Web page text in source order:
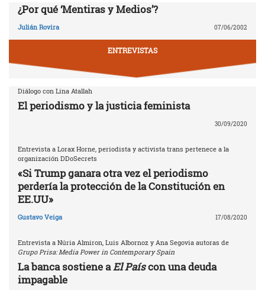
¿Por qué ‘Mentiras y Medios’?
Julián Rovira 07/06/2002
ENTREVISTAS
Diálogo con Lina Atallah
El periodismo y la justicia feminista
30/09/2020
Entrevista a Lorax Horne, periodista y activista trans pertenece a la
organización DDoSecrets
«Si Trump ganara otra vez el periodismo
perdería la protección de la Constitución en
EE.UU»
Gustavo Veiga 17/08/2020
Entrevista a Núria Almiron, Luis Albornoz y Ana Segovia autoras de
Grupo Prisa: Media Power in Contemporary Spain
La banca sostiene aEl Paíscon una deuda
impagable